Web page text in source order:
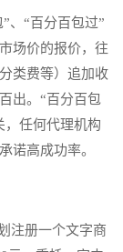
“百分百包过”
场价的报价，往
类费等）追加收
出。“百分百包
，任何代理机构
诺高成功率。
注册一个文字商